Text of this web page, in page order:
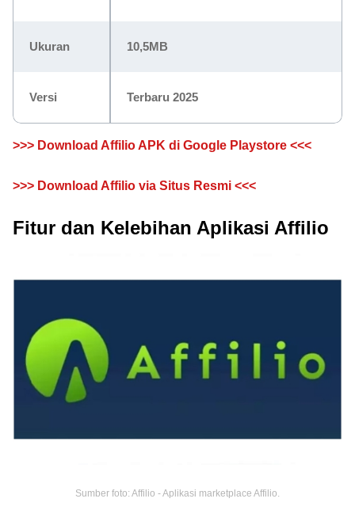
Ukuran 10,5MB
Versi Terbaru 2025
>>> Download Affilio APK di Google Playstore <<<
>>> Download Affilio via Situs Resmi <<<
Fitur dan Kelebihan Aplikasi Affilio
Sumber foto: Affilio - Aplikasi marketplace Affilio.